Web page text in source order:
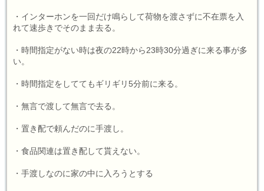
・インターホンを一回だけ鳴らして荷物を渡さずに不在票を入
れて速歩きでそのまま去る。
・時間指定がない時は夜の22時から23時30分過ぎに来る事が多
い。
・時間指定をしててもギリギリ5分前に来る。
・無言で渡して無言で去る。
・置き配で頼んだのに手渡し。
・食品関連は置き配して貰えない。
・手渡しなのに家の中に入ろうとする